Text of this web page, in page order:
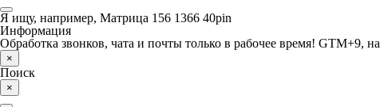
Я ищу, например, Матрица 156 1366 40pin
Информация
Обработка звонков, чата и почты только в рабочее время! GTM+9,
×
Поиск
×